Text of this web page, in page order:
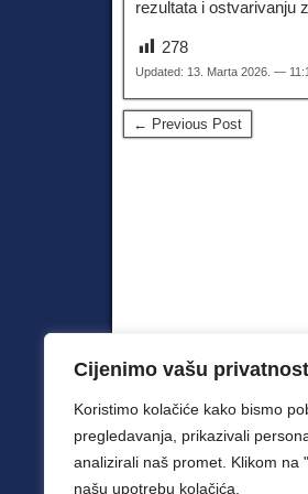
Cijenimo vašu privatnost
Koristimo kolačiće kako bismo
pregledavanja, prikazivali
analizirali naš promet. Klikom na
našu upotrebu kolačića.
rezultata i ostvarivanju
278
Updated: 13. Marta 2026. —
← Previous Post
© 2026 Šah klub